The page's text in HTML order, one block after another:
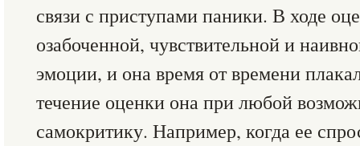
связи с приступами паники. В ходе
озабоченной, чувствительной и
эмоции, и она время от времени
течение оценки она при любой
самокритику. Например, когда ее